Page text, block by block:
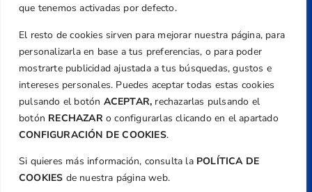
que tenemos activadas por defecto.
El resto de cookies sirven para mejorar nuestra página, para
personalizarla en base a tus preferencias, o para poder
mostrarte publicidad ajustada a tus búsquedas, gustos e
intereses personales. Puedes aceptar todas estas cookies
pulsando el botón ACEPTAR, rechazarlas pulsando el
botón RECHAZARo configurarlas clicando en el apartado
CONFIGURACIÓN DE COOKIES.
Si quieres más información, consulta la POLÍTICA DE
COOKIES de nuestra página web.
federacion@golfcv.com
Aviso Legal
Política de Privacidad
Transparencia
Normativa
Federación